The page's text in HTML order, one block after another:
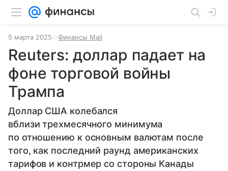
5 марта 2025 Финансы Mail
Reuters: доллар падает на
фоне торговой войны
Трампа
Доллар США колебался
вблизи трехмесячного минимума
по отношению к основным валютам после
того, как последний раунд американских
тарифов и контрмер со стороны Канады